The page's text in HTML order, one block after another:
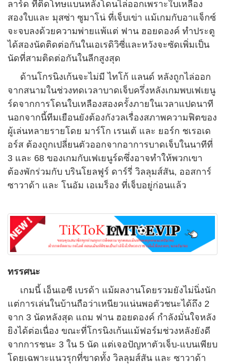
ลาร์ด ที่ติดโทษแบนหลังโดนไล่ออกเพราะใบเหลือง
สองใบและ มุสซ่า ซูมาโน่ ที่เจ็บเข่า แม้เกมกับอาแจ็กซ์
จะจบลงด้วยความพ่ายแพ้แต่ ฟาน ฮอยดองค์ ทำประตู
ได้สองนัดติดต่อกันในเอเรดิวิซี่และหวังจะซัดเพิ่มเป็น
นัดที่สามติดต่อกันในลีกสูงสุด
ด้านโกรนิงเก้นจะไม่มี ไทโก้ แลนด์ หลังถูกไล่ออก
จากสนามในช่วงทดเวลาบาดเจ็บครึ่งหลังเกมพบเฟเยนู
ร์ดจากการโดนใบเหลืองสองครั้งภายในเวลาแปดนาที
นอกจากนี้ทีมเยือนยังต้องกังวลเรื่องสภาพความฟิตของ
ผู้เล่นหลายรายโดย มาร์โก เรนเต้ และ ยอร์ก ชเรอเด
อร์ส ต้องถูกเปลี่ยนตัวออกจากอาการบาดเจ็บในนาทีที่
3 และ 68 ของเกมกับเฟเยนูร์ดซึ่งอาจทำให้พวกเขา
ต้องพักร่วมกับ บรินโยลฟูร์ ดาร์รี่ วิลลุมส์สัน, ออสการ์
ซาวาด้า และ โนอัม เอเมร็อง ที่เจ็บอยู่ก่อนแล้ว
ทรรศนะ
เกมนี้ เอ็นเอซี เบรด้า แม้ผลงานโดยรวมยังไม่นิ่งนัก
แต่การเล่นในบ้านถือว่าเหนียวแน่นพอตัวชนะได้ถึง 2
จาก 3 นัดหลังสุด แถม ฟาน ฮอยดองค์ กำลังมั่นใจหลัง
ยิงได้ต่อเนื่อง ขณะที่โกรนิงเก้นแม้ฟอร์มช่วงหลังยังดี
จากการชนะ 3 ใน 5 นัด แต่เจอปัญหาตัวเจ็บ-แบนเพียบ
โดยเฉพาะแนวรุกที่ขาดทั้ง วิลลุมส์สัน และ ซาวาด้า